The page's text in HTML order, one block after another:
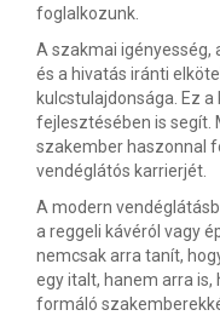
foglalkozunk.
A szakmai
és a hivatás iránti
kulcstulajdonsága. Ez
fejlesztésében is segít.
szakember haszonnal
vendéglátós karrierjét.
A modern
a reggeli kávéról vagy
nemcsak arra tanít,
egy italt, hanem arra
formáló